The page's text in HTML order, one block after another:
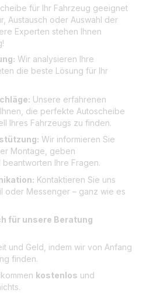
für Ihr Fahrzeug geeignet
Austausch oder Auswahl der
Experten stehen Ihnen
Wir analysieren Ihre
die beste Lösung für Ihr
Unsere erfahrenen
die perfekte Autoscheibe
Ihres Fahrzeugs zu finden.
Wir informieren Sie
Montage, geben
Ihre Fragen.
Kontaktieren Sie uns
oder Messenger – ganz wie es
für unsere Beratung
und Geld, indem wir von Anfang
finden.
kostenlos und